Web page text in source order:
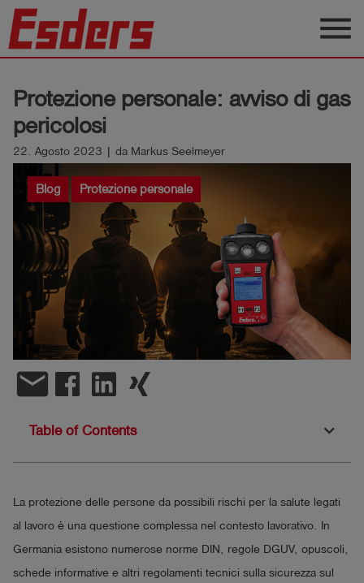
Applicazione
Blog
Contatto
Italiano
account_circle Registrati
shieldRegistrazione
menu
Protezione personale: avviso di gas
pericolosi
22. Agosto 2023 | da Markus Seelmeyer
Blog Protezione personale
email
Table of Contents
La protezione delle persone da possibili rischi per la salute legati
al lavoro è una questione complessa nel contesto lavorativo. In
Germania esistono numerose norme DIN, regole DGUV, opuscoli,
schede informative e altri regolamenti tecnici sulla sicurezza sul